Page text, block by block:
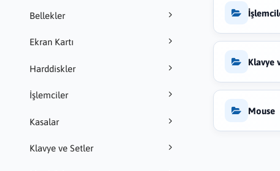
Bellekler
Ekran Kartı
Harddiskler
İşlemciler
Kasalar
Klavye ve Setler
Klavye
Mouse